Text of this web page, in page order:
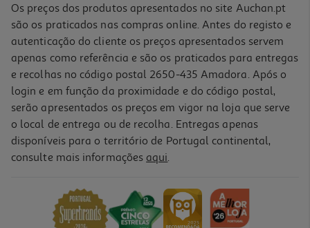
Os preços dos produtos apresentados no site Auchan.pt
são os praticados nas compras online. Antes do registo e
autenticação do cliente os preços apresentados servem
apenas como referência e são os praticados para entregas
e recolhas no código postal 2650-435 Amadora. Após o
login e em função da proximidade e do código postal,
serão apresentados os preços em vigor na loja que serve
o local de entrega ou de recolha. Entregas apenas
disponíveis para o território de Portugal continental,
consulte mais informações aqui.